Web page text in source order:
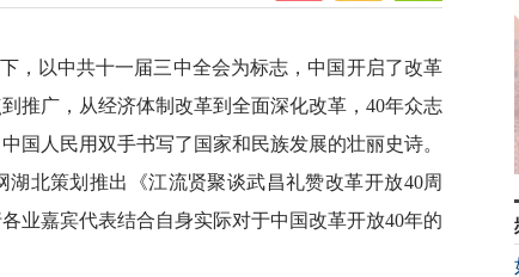
，以中共十一届三中全会为标志，中国开启了改革
推广，从经济体制改革到全面深化改革，40年众志
国人民用双手书写了国家和民族发展的壮丽史诗。
北策划推出《江流贤聚谈武昌礼赞改革开放40周
业嘉宾代表结合自身实际对于中国改革开放40年的